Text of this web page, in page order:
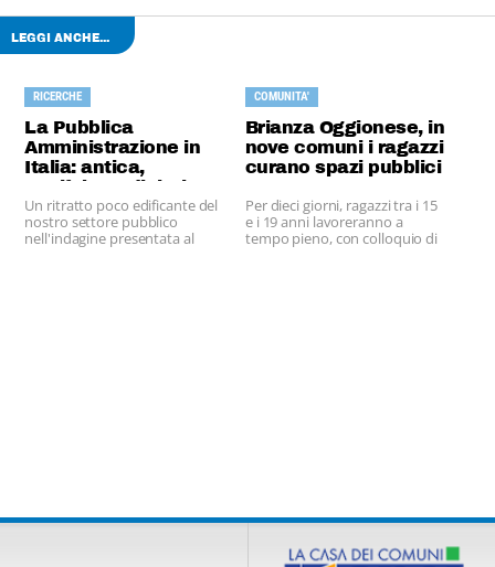
LEGGI ANCHE...
RICERCHE
La Pubblica
Amministrazione in
Italia: antica,
analfabeta digitale,
poco sostenibile
Un ritratto poco edificante del
nostro settore pubblico
nell'indagine presentata al
COMUNITA'
Brianza Oggionese, in
nove comuni i ragazzi
curano spazi pubblici
Per dieci giorni, ragazzi tra i 15
e i 19 anni lavoreranno a
tempo pieno, con colloquio di